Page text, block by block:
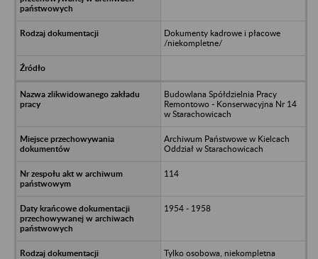
Dokumenty kadrowe i płacowe
/niekompletne/
Budowlana Spółdzielnia Pracy
Remontowo - Konserwacyjna Nr 14
w Starachowicach
Archiwum Państwowe w Kielcach
Oddział w Starachowicach
114
1954 - 1958
Tylko osobowa, niekompletna